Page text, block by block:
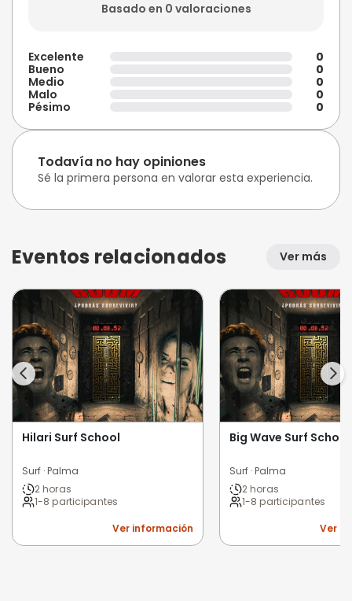
Basado en 0 valoraciones
Excelente
0
Bueno
0
Medio
0
Malo
0
Pésimo
0
Todavía no hay opiniones
Sé la primera persona en valorar esta experiencia.
Eventos relacionados Ver más
Hilari Surf School
Surf · Palma
2 horas
1-8 participantes
Ver información
Big Wave Surf
Surf · Palma
2 horas
1-8 participantes
Ver